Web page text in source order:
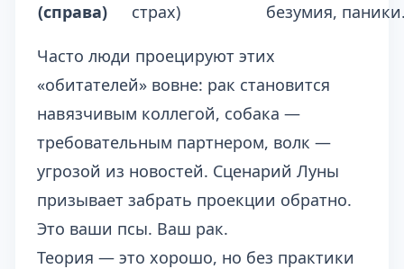
(справа)
страх)
безумия,
Часто люди проецируют этих
«обитателей» вовне: рак становится
навязчивым коллегой, собака —
требовательным партнером, волк —
угрозой из новостей. Сценарий Луны
призывает забрать проекции обратно.
Это ваши псы. Ваш рак.
Теория — это хорошо, но без практики